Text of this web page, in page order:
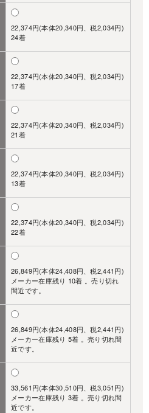
22,374円(本体20,340円、税2,034円)
24着
22,374円(本体20,340円、税2,034円)
17着
22,374円(本体20,340円、税2,034円)
21着
22,374円(本体20,340円、税2,034円)
13着
22,374円(本体20,340円、税2,034円)
22着
26,849円(本体24,408円、税2,441円)
メーカー在庫残り 10着 。売り切れ
間近です。
26,849円(本体24,408円、税2,441円)
メーカー在庫残り 5着 。売り切れ間
近です。
33,561円(本体30,510円、税3,051円)
メーカー在庫残り 3着 。売り切れ間
近です。